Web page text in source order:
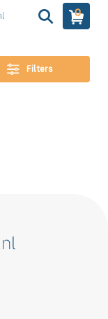
0
Filters